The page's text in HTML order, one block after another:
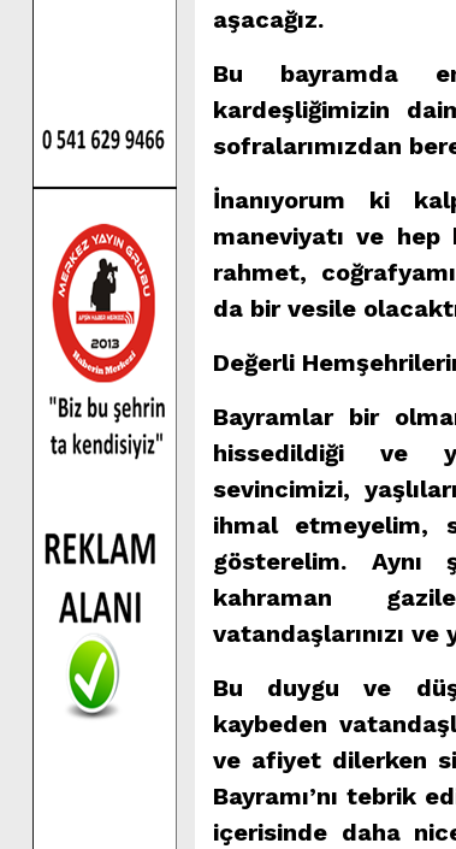
aşacağız.
Bu bayramda
kardeşliğimizin
sofralarımızdan
İnanıyorum ki
maneviyatı ve hep
rahmet,
da bir vesile
Değerli
Bayramlar bir
hissedildiği ve
sevincimizi,
ihmal etmeyelim,
gösterelim. Aynı
kahraman
vatandaşlarınızı
Bu duygu ve
kaybeden
ve afiyet dilerken
Bayramı’nı tebrik
içerisinde daha